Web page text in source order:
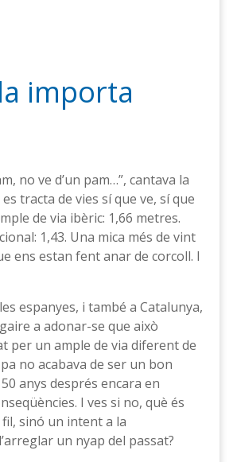
importa
no ve d’un pam…”, cantava la
tracta de vies sí que ve, sí que
de via ibèric: 1,66 metres.
1,43. Una mica més de vint
ens estan fent anar de corcoll. I
espanyes, i també a Catalunya,
a adonar-se que això
per un ample de via diferent de
no acabava de ser un bon
anys després encara en
I ves si no, què és
sinó un intent a la
un nyap del passat?